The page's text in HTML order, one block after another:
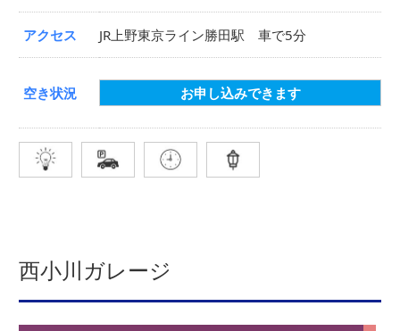
アクセス JR上野東京ライン勝田駅 車で5分
空き状況 お申し込みできます
西小川ガレージ